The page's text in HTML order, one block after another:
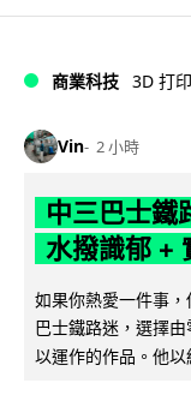
商業科技 3D 打印
Vin 2 小時
中三巴士鐵
水撥識郁 +
如果你熱愛一件事
巴士鐵路迷，選擇
以運作的作品。他